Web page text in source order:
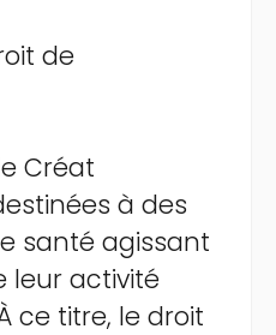
de
Créat
à des
santé agissant
leur activité
ce titre, le droit